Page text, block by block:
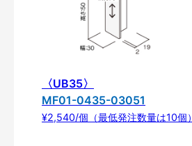
〈UB35〉
MF01-0435-03051
¥2,540/個（最低発注数量は10個）